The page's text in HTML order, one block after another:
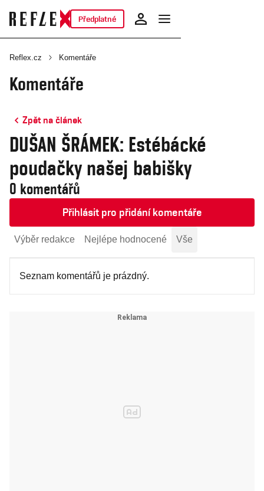
Předplatné
Reflex.cz Komentáře
Komentáře
Zpět na článek
DUŠAN ŠRÁMEK: Estébácké
poudačky našej babišky
0 komentářů
Přihlásit pro přidání komentáře
Výběr redakce Nejlépe hodnocené Vše
Seznam komentářů je prázdný.